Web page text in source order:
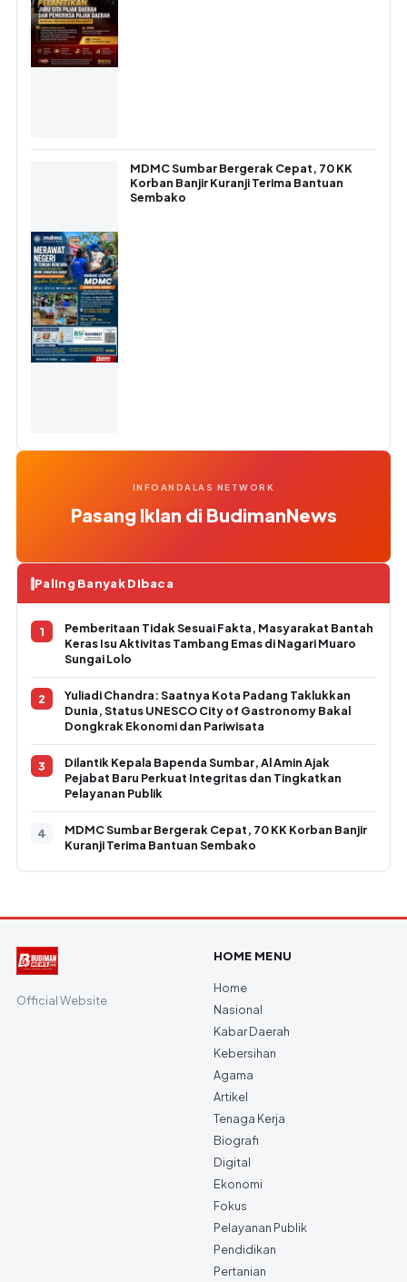
MDMC Sumbar Bergerak Cepat, 70 KK
Korban Banjir Kuranji Terima Bantuan
Sembako
INFOANDALAS NETWORK
Pasang Iklan di BudimanNews
Paling Banyak Dibaca
Pemberitaan Tidak Sesuai Fakta, Masyarakat Bantah
Keras Isu Aktivitas Tambang Emas di Nagari Muaro
Sungai Lolo
Yuliadi Chandra: Saatnya Kota Padang Taklukkan
Dunia, Status UNESCO City of Gastronomy Bakal
Dongkrak Ekonomi dan Pariwisata
Dilantik Kepala Bapenda Sumbar, Al Amin Ajak
Pejabat Baru Perkuat Integritas dan Tingkatkan
Pelayanan Publik
MDMC Sumbar Bergerak Cepat, 70 KK Korban Banjir
Kuranji Terima Bantuan Sembako
Official Website
HOME MENU
Home
Nasional
Kabar Daerah
Kebersihan
Agama
Artikel
Tenaga Kerja
Biografi
Digital
Ekonomi
Fokus
Pelayanan Publik
Pendidikan
Pertanian